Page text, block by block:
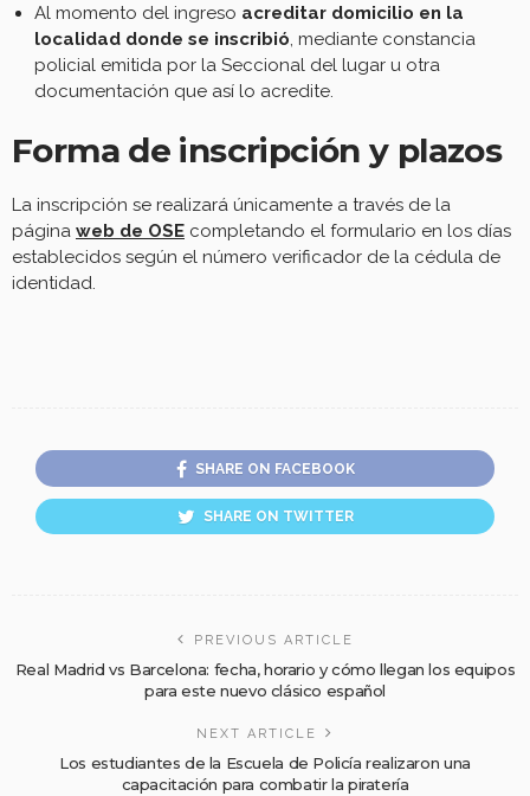
Al momento del ingreso acreditar domicilio en la
localidad donde se inscribió, mediante constancia
policial emitida por la Seccional del lugar u otra
documentación que así lo acredite.
Forma de inscripción y plazos
La inscripción se realizará únicamente a través de la
página web de OSE completando el formulario en los días
establecidos según el número verificador de la cédula de
identidad.
SHARE ON FACEBOOK
SHARE ON TWITTER
PREVIOUS ARTICLE
Real Madrid vs Barcelona: fecha, horario y cómo llegan los equipos
para este nuevo clásico español
NEXT ARTICLE
Los estudiantes de la Escuela de Policía realizaron una
capacitación para combatir la piratería